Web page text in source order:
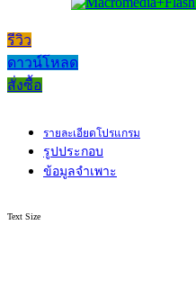
รีวิว
ดาวน์โหลด
สั่งซื้อ
รายละเอียดโปรแกรม
รูปประกอบ
ข้อมูลจำเพาะ
Text Size